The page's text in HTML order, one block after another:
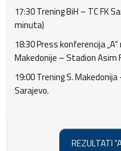
17:30 Trening BiH – TC FK
minuta)
18:30 Press konferencija
Makedonije – Stadion Asim
19:00 Trening S.
Sarajevo.
REZULTATI